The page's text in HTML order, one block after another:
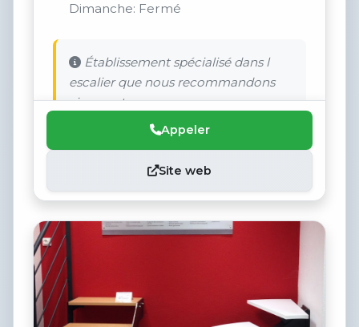
Dimanche: Fermé
Établissement spécialisé dans l
escalier que nous recommandons
vivement.
Appeler
Site web